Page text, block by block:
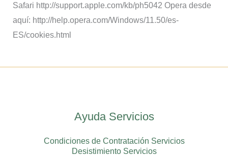
Safari http://support.apple.com/kb/ph5042 Opera desde
aquí: http://help.opera.com/Windows/11.50/es-
ES/cookies.html
Ayuda Servicios
Condiciones de Contratación Servicios
Desistimiento Servicios